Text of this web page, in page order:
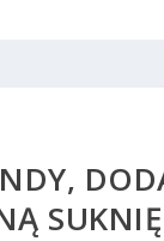
SUKNIĘ